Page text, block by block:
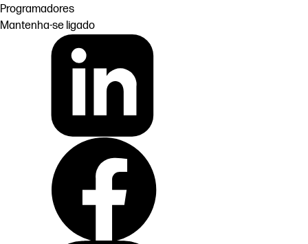
Programadores
Mantenha-se ligado